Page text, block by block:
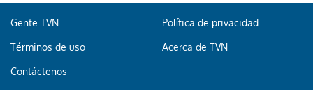
Gente TVN Política de privacidad
Términos de uso Acerca de TVN
Contáctenos